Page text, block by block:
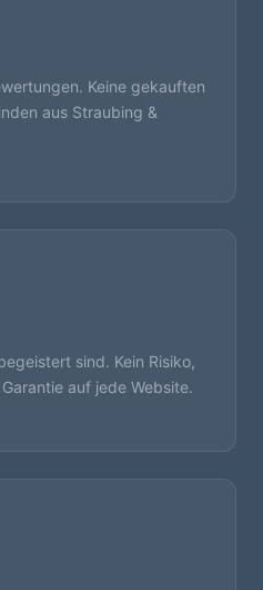
Keine gekauften
aus Straubing &
sind. Kein Risiko,
auf jede Website.